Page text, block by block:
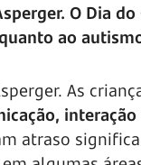
O Dia
ao
As
atraso